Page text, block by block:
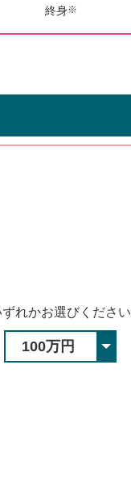
終身※
ずれかお選びください